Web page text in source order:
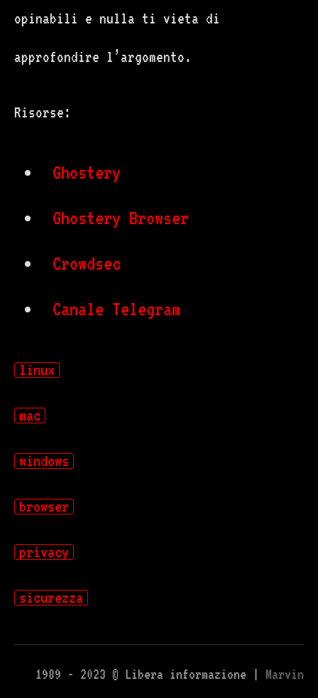
opinabili e nulla ti vieta di
approfondire l’argomento.
Risorse:
Ghostery
Ghostery Browser
Crowdsec
Canale Telegram
linux
mac
windows
browser
privacy
sicurezza
1989 - 2023 © Libera informazione | Marvin